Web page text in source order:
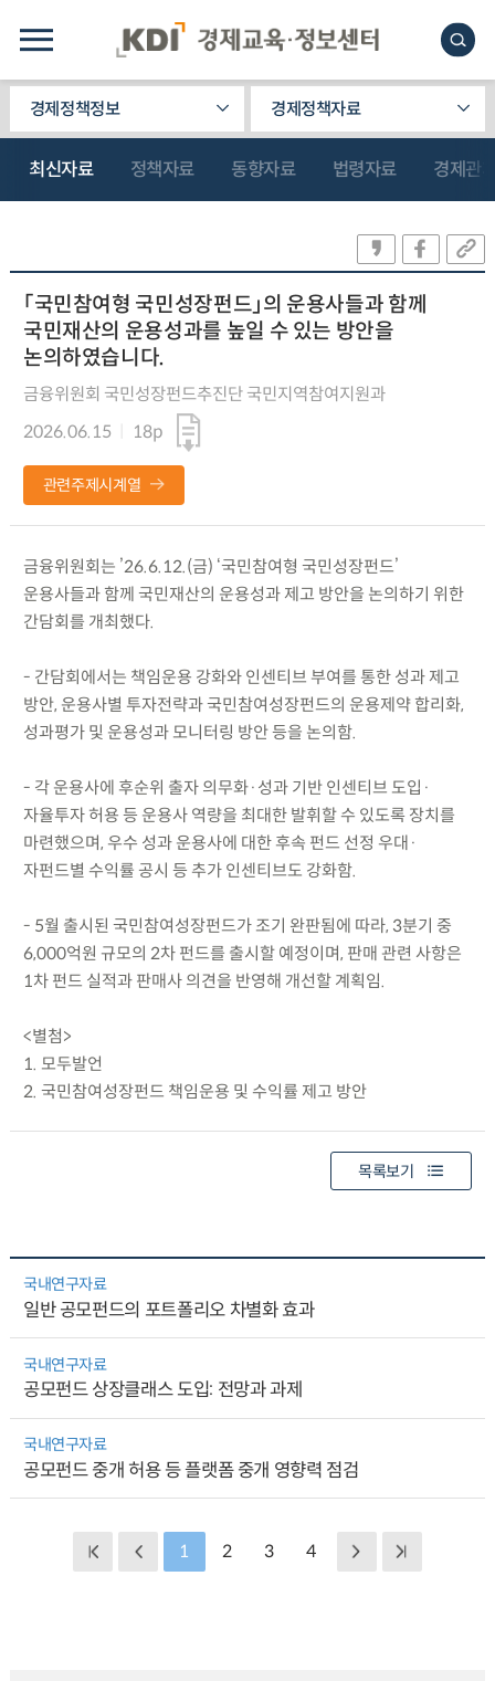
경제정책정보 경제정책자료
최신자료 정책자료 동향자료 법령자료 경제관
「국민참여형 국민성장펀드」의 운용사들과 함께
국민재산의 운용성과를 높일 수 있는 방안을
논의하였습니다.
금융위원회 국민성장펀드추진단 국민지역참여지원과
2026.06.15
18p
관련주제시계열
금융위원회는 ’26.6.12.(금) ‘국민참여형 국민성장펀드’
운용사들과 함께 국민재산의 운용성과 제고 방안을 논의하기 위한
간담회를 개최했다.
- 간담회에서는 책임운용 강화와 인센티브 부여를 통한 성과 제고
방안, 운용사별 투자전략과 국민참여성장펀드의 운용제약 합리화,
성과평가 및 운용성과 모니터링 방안 등을 논의함.
- 각 운용사에 후순위 출자 의무화·성과 기반 인센티브 도입·
자율투자 허용 등 운용사 역량을 최대한 발휘할 수 있도록 장치를
마련했으며, 우수 성과 운용사에 대한 후속 펀드 선정 우대·
자펀드별 수익률 공시 등 추가 인센티브도 강화함.
- 5월 출시된 국민참여성장펀드가 조기 완판됨에 따라, 3분기 중
6,000억원 규모의 2차 펀드를 출시할 예정이며, 판매 관련 사항은
1차 펀드 실적과 판매사 의견을 반영해 개선할 계획임.
<별첨>
1. 모두발언
2. 국민참여성장펀드 책임운용 및 수익률 제고 방안
목록보기
국내연구자료
일반 공모펀드의 포트폴리오 차별화 효과
국내연구자료
공모펀드 상장클래스 도입: 전망과 과제
국내연구자료
공모펀드 중개 허용 등 플랫폼 중개 영향력 점검
1 2 3 4